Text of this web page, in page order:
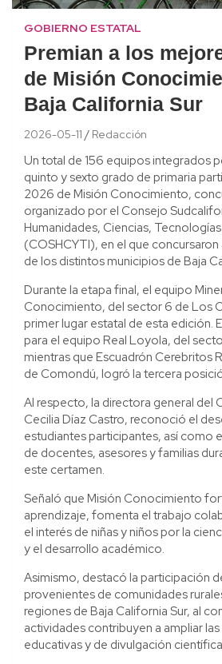
GOBIERNO ESTATAL
Premian a los
de Misión
Baja California Sur
2026-05-11 Redacción
Un total de 156 equipos integrados
quinto y sexto grado de primaria
2026 de Misión Conocimiento,
organizado por el Consejo
Humanidades, Ciencias,
(COSHCYTI), en el que concursaron
de los distintos municipios de Baja
Durante la etapa final, el equipo
Conocimiento, del sector 6 de Los
primer lugar estatal de esta edición.
para el equipo Real Loyola, del
mientras que Escuadrón Cerebritos
de Comondú, logró la tercera
Al respecto, la directora general del
Cecilia Díaz Castro, reconoció el
estudiantes participantes, así como
de docentes, asesores y familias
este certamen.
Señaló que Misión Conocimiento
aprendizaje, fomenta el trabajo
el interés de niñas y niños por la
y el desarrollo académico.
Asimismo, destacó la participación
provenientes de comunidades
regiones de Baja California Sur, al
actividades contribuyen a ampliar
educativas y de divulgación